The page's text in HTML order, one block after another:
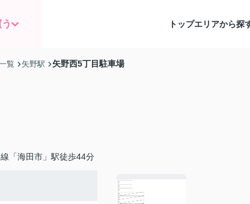
トップエリアから探
覧 矢野駅 矢野西5丁目駐車場
「海田市」駅徒歩44分